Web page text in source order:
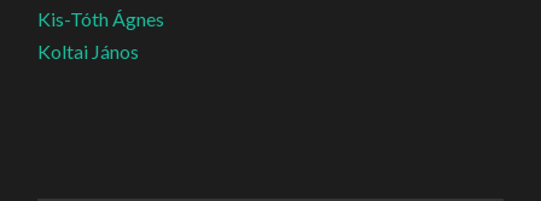
Kis-Tóth Ágnes
Koltai János